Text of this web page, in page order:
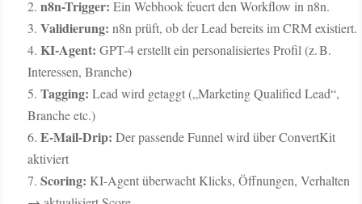
n8n-Trigger: Ein Webhook feuert den Workflow in n8n.
Validierung: n8n prüft, ob der Lead bereits im CRM existiert.
KI-Agent: GPT-4 erstellt ein personalisiertes Profil (z. B.
Interessen, Branche)
Tagging: Lead wird getaggt („Marketing Qualified Lead“,
Branche etc.)
E-Mail-Drip: Der passende Funnel wird über ConvertKit
aktiviert
Scoring: KI-Agent überwacht Klicks, Öffnungen, Verhalten